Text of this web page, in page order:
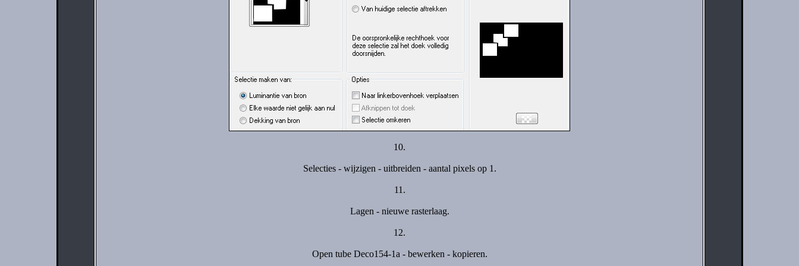
10.
Selecties - wijzigen - uitbreiden - aantal pixels op 1.
11.
Lagen - nieuwe rasterlaag.
12.
Open tube Deco154-1a - bewerken - kopieren.